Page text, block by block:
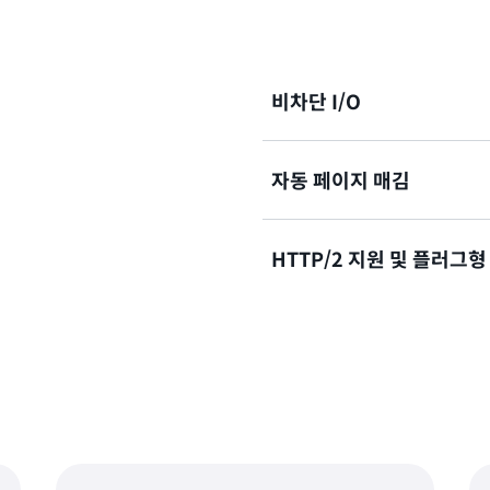
비차단 I/O
AWS SDK for Java 2.x는
자동 페이지 매김
응답 객체가 단일 응답으로
HTTP/2 지원 및 플러그